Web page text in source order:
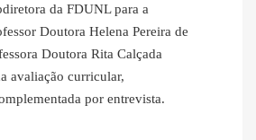
da FDUNL para a
Doutora Helena Pereira de
Doutora Rita Calçada
avaliação curricular,
por entrevista.